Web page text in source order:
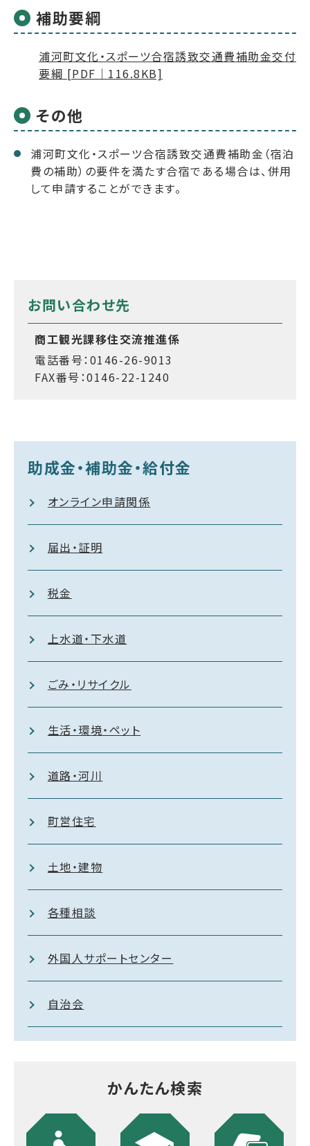
補助要綱
浦河町文化・スポーツ合宿誘致交通費補助金交付
要綱 [PDF｜116.8KB]
その他
浦河町文化・スポーツ合宿誘致交通費補助金（宿泊
費の補助）の要件を満たす合宿である場合は、併用
して申請することができます。
お問い合わせ先
商工観光課移住交流推進係
電話番号：0146-26-9013
FAX番号：0146-22-1240
助成金・補助金・給付金
オンライン申請関係
届出・証明
税金
上水道・下水道
ごみ・リサイクル
生活・環境・ペット
道路・河川
町営住宅
土地・建物
各種相談
外国人サポートセンター
自治会
かんたん検索